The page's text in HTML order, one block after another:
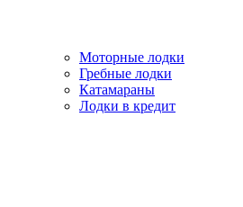
Моторные лодки
Гребные лодки
Катамараны
Лодки в кредит